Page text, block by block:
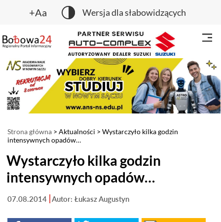
+Aa Wersja dla słabowidzących
Strona główna > Aktualności > Wystarczyło kilka godzin
intensywnych opadów…
Wystarczyło kilka godzin
intensywnych opadów…
07.08.2014 Autor: Łukasz Augustyn